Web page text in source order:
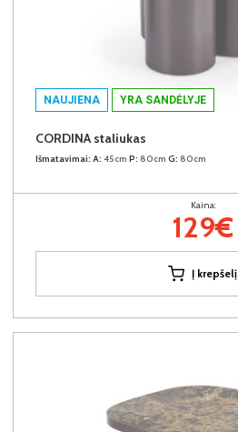
NAUJIENA YRA SANDĖLYJE
CORDINA staliukas
Išmatavimai: A: 45cm P: 80cm G: 80cm
Kaina:
129€
Į krepšelį